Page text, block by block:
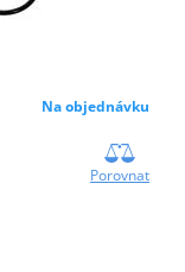
Na objednávku
Porovnat